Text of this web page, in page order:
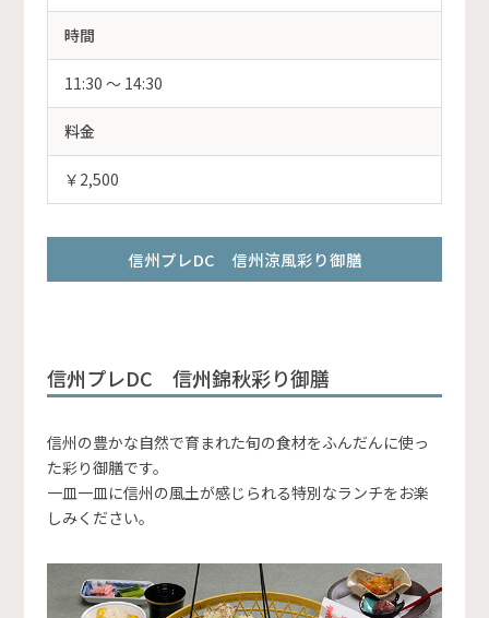
時間
11:30 ～ 14:30
料金
￥2,500
信州プレDC 信州涼風彩り御膳
信州プレDC 信州錦秋彩り御膳
信州の豊かな自然で育まれた旬の食材をふんだんに使っ
た彩り御膳です。
一皿一皿に信州の風土が感じられる特別なランチをお楽
しみください。